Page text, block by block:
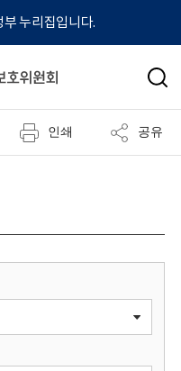
누리집입니다.
검
인쇄 공유